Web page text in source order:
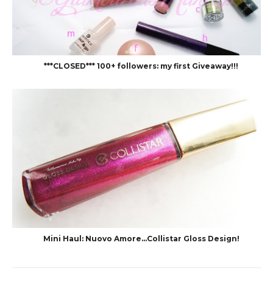
***CLOSED*** 100+ followers: my first Giveaway!!!
Mini Haul: Nuovo Amore...Collistar Gloss Design!